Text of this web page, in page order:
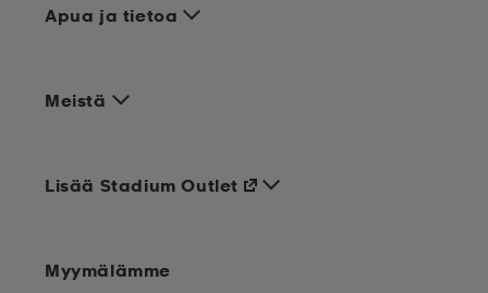
Apua ja tietoa
Meistä
Lisää Stadium Outlet
Myymälämme